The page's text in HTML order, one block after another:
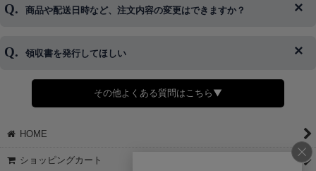
※発送後、発送準備が完了しお手続きが間に合わない場合は変更、
◆代金引換・クレジットカード・携帯キャリア決済・おねだり決
商品や配送日時など、注文内容の変更はできますか？
◆商品発送前の変更は承っております。
さい。
領収書を発行してほしい
◆領収書はご希望頂いた場合のみ発行しております。
【これからご注文する場合】
STEP2「お届け先・お支払い」ページにて備考欄に下記の記載をお
願いします。
その他よくある質問はこちら▼
HOME
ショッピングカート